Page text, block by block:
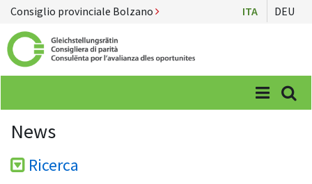
Consiglio provinciale Bolzano ITA DEU
Menü
News
Ricerca